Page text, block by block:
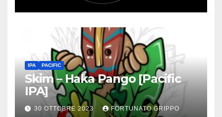
IPA PACIFIC
Skim – Haka Pango [Pacific
IPA]
30 OTTOBRE 2023 FORTUNATO GRIPPO